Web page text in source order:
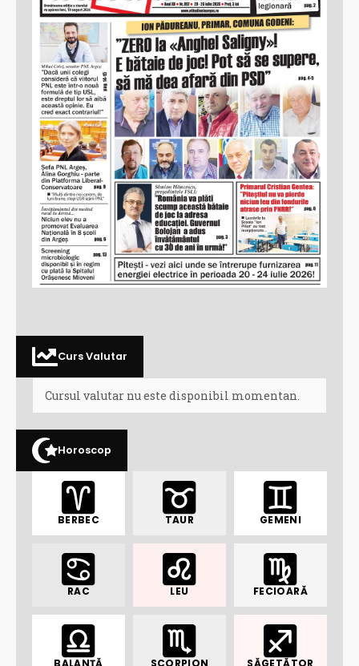
Curs Valutar
Cursul valutar nu este disponibil momentan.
Horoscop
BERBEC TAUR GEMENI
RAC LEU FECIOARĂ
BALANȚĂ SCORPION SĂGETĂTOR